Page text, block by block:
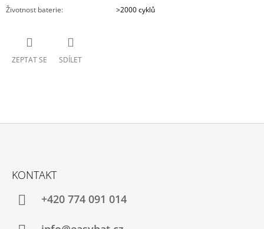
Životnost baterie: >2000 cyklů
ZEPTAT SE SDÍLET
KONTAKT
+420 774 091 014